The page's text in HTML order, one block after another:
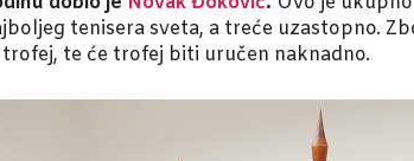
tenisera sveta, a treće uzastopno.
te će trofej biti uručen naknadno.